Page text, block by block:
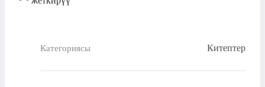
Категориясы Китептер